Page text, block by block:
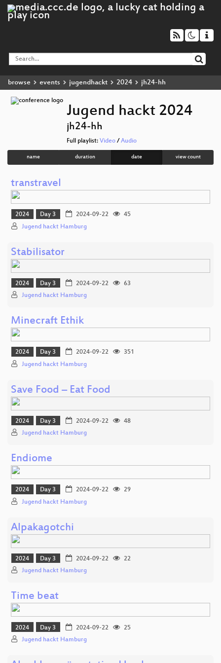
browse events jugendhackt 2024 jh24-hh
Jugend hackt 2024
jh24-hh
Full playlist: Video / Audio
name duration date view count
transtravel
2024 Day 3 2024-09-22
45
Jugend hackt Hamburg
Stabilisator
2024 Day 3 2024-09-22
63
Jugend hackt Hamburg
Minecraft Ethik
2024 Day 3 2024-09-22
351
Jugend hackt Hamburg
Save Food – Eat Food
2024 Day 3 2024-09-22
48
Jugend hackt Hamburg
Endiome
2024 Day 3 2024-09-22
29
Jugend hackt Hamburg
Alpakagotchi
2024 Day 3 2024-09-22
22
Jugend hackt Hamburg
Time beat
2024 Day 3 2024-09-22
25
Jugend hackt Hamburg